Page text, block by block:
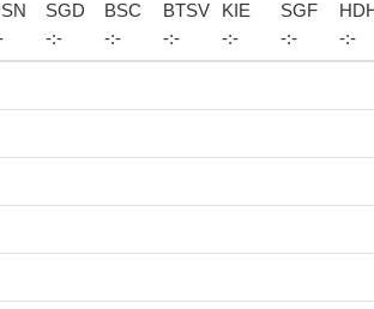
SGD
-:-
BSC
-:-
BTSV
-:-
KIE
-:-
SGF
-:-
-:-